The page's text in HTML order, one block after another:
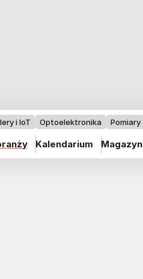
i IoT Optoelektronika Pomiary
Kalendarium Magazyn